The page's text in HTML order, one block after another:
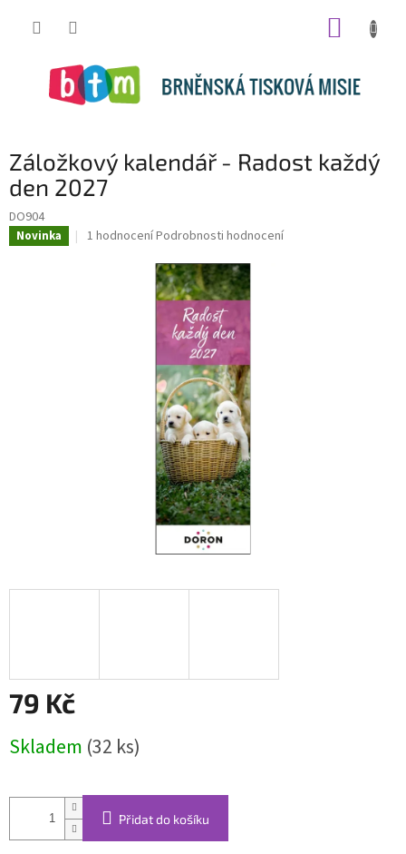
Záložkový kalendář - Radost každý
den 2027
DO904
Novinka
Průměrné
1 hodnoceníPodrobnosti hodnocení
79 Kč
cena:
Skladem (32 ks)
Přidat do košíku